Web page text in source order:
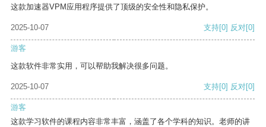
这款加速器VPM应用程序提供了顶级的安全性和隐私保护。
2025-10-07 支持[0] 反对[0]
游客
这款软件非常实用，可以帮助我解决很多问题。
2025-10-07 支持[0] 反对[0]
游客
这款学习软件的课程内容非常丰富，涵盖了各个学科的知识。老师的讲